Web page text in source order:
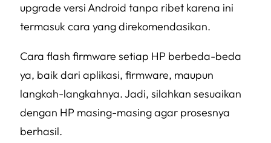
upgrade versi Android tanpa ribet karena ini
termasuk cara yang direkomendasikan.
Cara flash firmware setiap HP berbeda-beda
ya, baik dari aplikasi, firmware, maupun
langkah-langkahnya. Jadi, silahkan sesuaikan
dengan HP masing-masing agar prosesnya
berhasil.